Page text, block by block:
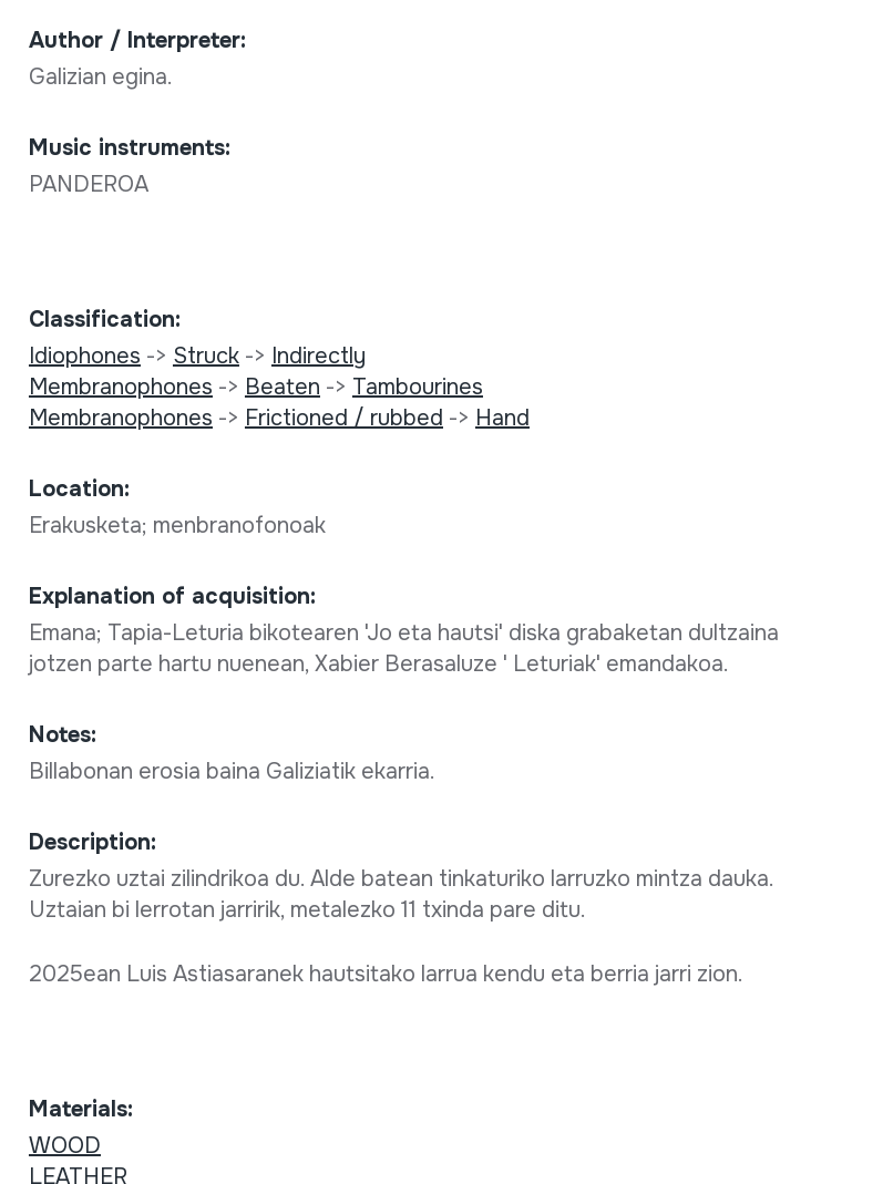
Author / Interpreter:
Galizian egina.
Music instruments:
PANDEROA
Classification:
Idiophones -> Struck-> Indirectly
Membranophones -> Beaten -> Tambourines
Membranophones -> Frictioned / rubbed -> Hand
Location:
Erakusketa; menbranofonoak
Explanation of acquisition:
Emana; Tapia-Leturia bikotearen 'Jo eta hautsi' diska grabaketan dultzaina
jotzen parte hartu nuenean, Xabier Berasaluze ' Leturiak' emandakoa.
Notes:
Billabonan erosia baina Galiziatik ekarria.
Description:
Zurezko uztai zilindrikoa du. Alde batean tinkaturiko larruzko mintza dauka.
Uztaian bi lerrotan jarririk, metalezko 11 txinda pare ditu.
2025ean Luis Astiasaranek hautsitako larrua kendu eta berria jarri zion.
Materials:
WOOD
LEATHER